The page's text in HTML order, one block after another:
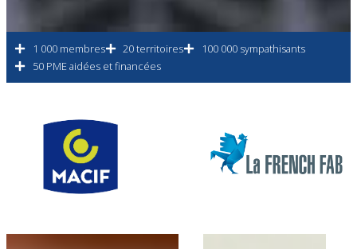
1 000 membres 20 territoires
100 000 sympathisants
50 PME aidées et financées